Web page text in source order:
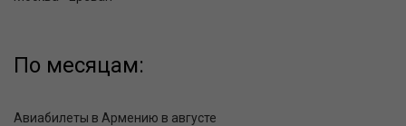
По месяцам:
Авиабилеты в Армению в августе